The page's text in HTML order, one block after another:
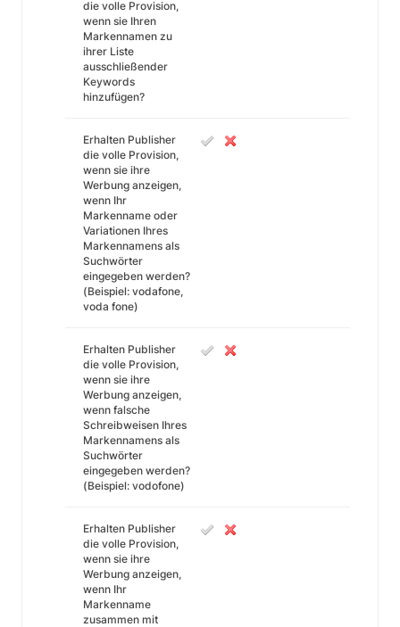
die volle Provision,
wenn sie Ihren
Markennamen zu
ihrer Liste
ausschließender
Keywords
hinzufügen?
Erhalten Publisher
die volle Provision,
wenn sie ihre
Werbung anzeigen,
wenn Ihr
Markenname oder
Variationen Ihres
Markennamens als
Suchwörter
eingegeben werden?
(Beispiel: vodafone,
voda fone)
Erhalten Publisher
die volle Provision,
wenn sie ihre
Werbung anzeigen,
wenn falsche
Schreibweisen Ihres
Markennamens als
Suchwörter
eingegeben werden?
(Beispiel: vodofone)
Erhalten Publisher
die volle Provision,
wenn sie ihre
Werbung anzeigen,
wenn Ihr
Markenname
zusammen mit